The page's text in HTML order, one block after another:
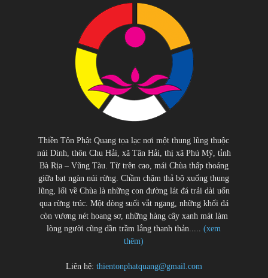
Thiền Tôn Phật Quang tọa lạc nơi một thung lũng thuộc
núi Dinh, thôn Chu Hải, xã Tân Hải, thị xã Phú Mỹ, tỉnh
Bà Rịa – Vũng Tàu. Từ trên cao, mái Chùa thấp thoáng
giữa bạt ngàn núi rừng. Chầm chậm thả bộ xuống thung
lũng, lối về Chùa là những con đường lát đá trải dài uốn
qua rừng trúc. Một dòng suối vắt ngang, những khối đá
còn vương nét hoang sơ, những hàng cây xanh mát làm
lòng người cũng dần trầm lắng thanh thản.....(xem
thêm)
Liên hệ: thientonphatquang@gmail.com